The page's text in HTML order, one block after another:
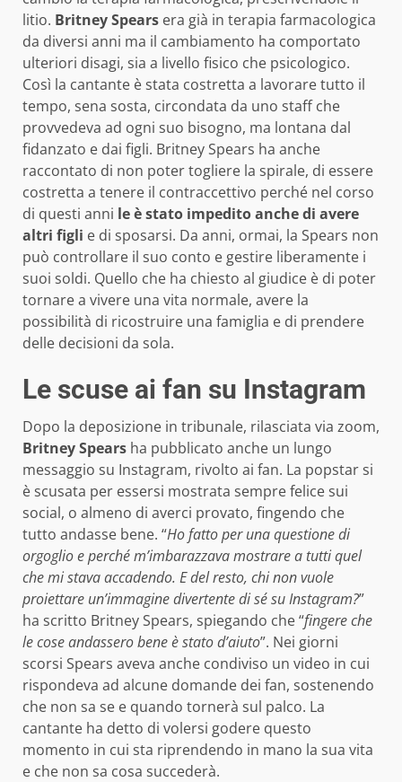
litio. Britney Spears era già in terapia farmacologica
da diversi anni ma il cambiamento ha comportato
ulteriori disagi, sia a livello fisico che psicologico.
Così la cantante è stata costretta a lavorare tutto il
tempo, sena sosta, circondata da uno staff che
provvedeva ad ogni suo bisogno, ma lontana dal
fidanzato e dai figli. Britney Spears ha anche
raccontato di non poter togliere la spirale, di essere
costretta a tenere il contraccettivo perché nel corso
di questi anni le è stato impedito anche di avere
altri figli e di sposarsi. Da anni, ormai, la Spears non
può controllare il suo conto e gestire liberamente i
suoi soldi. Quello che ha chiesto al giudice è di poter
tornare a vivere una vita normale, avere la
possibilità di ricostruire una famiglia e di prendere
delle decisioni da sola.
Le scuse ai fan su Instagram
Dopo la deposizione in tribunale, rilasciata via zoom,
Britney Spears ha pubblicato anche un lungo
messaggio su Instagram, rivolto ai fan. La popstar si
è scusata per essersi mostrata sempre felice sui
social, o almeno di averci provato, fingendo che
tutto andasse bene. “Ho fatto per una questione di
orgoglio e perché m’imbarazzava mostrare a tutti quel
che mi stava accadendo. E del resto, chi non vuole
proiettare un’immagine divertente di sé su Instagram?”
ha scritto Britney Spears, spiegando che “fingere che
le cose andassero bene è stato d’aiuto”. Nei giorni
scorsi Spears aveva anche condiviso un video in cui
rispondeva ad alcune domande dei fan, sostenendo
che non sa se e quando tornerà sul palco. La
cantante ha detto di volersi godere questo
momento in cui sta riprendendo in mano la sua vita
e che non sa cosa succederà.